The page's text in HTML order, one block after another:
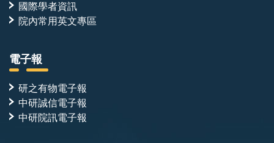
國際學者資訊
院內常用英文專區
電子報
研之有物電子報
中研誠信電子報
中研院訊電子報